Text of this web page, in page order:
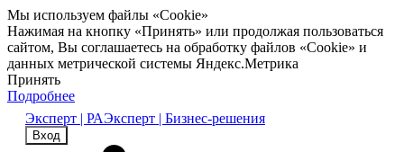
Мы используем файлы «Cookie»
Нажимая на кнопку «Принять» или продолжая пользоваться
сайтом, Вы соглашаетесь на обработку файлов «Cookie» и
данных метрической системы Яндекс.Метрика
Принять
Подробнее
Эксперт | РАЭксперт | Бизнес-решения
Вход